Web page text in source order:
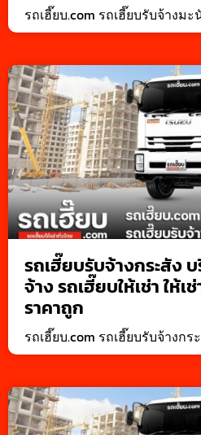
รถเฮี๊ยบ.com รถเฮี๊ยบรับจ้างมะ
รถเฮี๊ยบรับจ้างกระสัง
จ้าง รถเฮี๊ยบให้เช่า ให้
ราคาถูก
รถเฮี๊ยบ.com รถเฮี๊ยบรับจ้างกร